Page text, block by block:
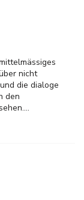
nicht
die dialoge
den